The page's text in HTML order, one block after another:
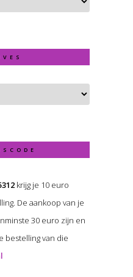
krijg je 10 euro
De aankoop van je
30 euro zijn en
bestelling van die